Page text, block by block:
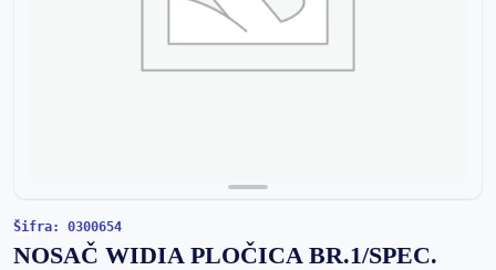
Šifra: 0300654
NOSAČ WIDIA PLOČICA BR.1/SPEC.